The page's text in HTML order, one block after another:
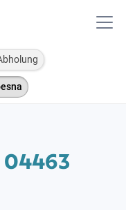
04463